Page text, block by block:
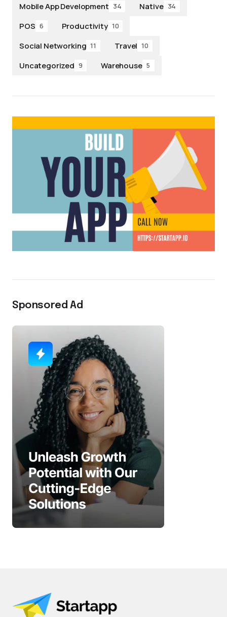
Mobile App Development 34 Native 34
POS 6 Productivity 10
Social Networking 11 Travel 10
Uncategorized 9 Warehouse 5
Sponsored Ad